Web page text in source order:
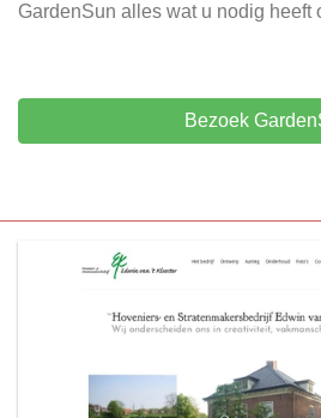
GardenSun alles wat u nodig heeft
Bezoek